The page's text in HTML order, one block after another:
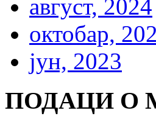
август, 2024
октобар,
јун, 2023
ПОДАЦИ О